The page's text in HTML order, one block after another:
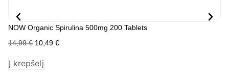
NOW Organic Spirulina 500mg 200 Tablets
14,99€ 10,49 €
Į krepšelį